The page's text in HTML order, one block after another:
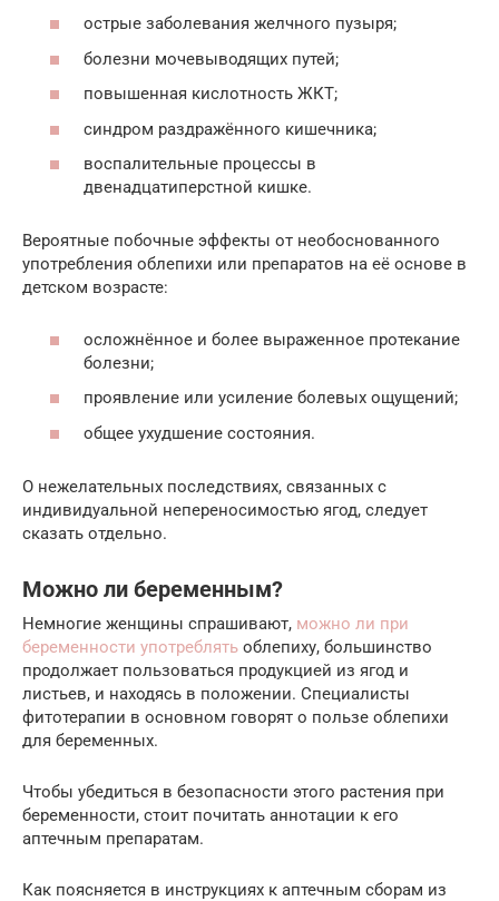
острые заболевания желчного пузыря;
болезни мочевыводящих путей;
повышенная кислотность ЖКТ;
синдром раздражённого кишечника;
воспалительные процессы в
двенадцатиперстной кишке.
Вероятные побочные эффекты от необоснованного
употребления облепихи или препаратов на её основе в
детском возрасте:
осложнённое и более выраженное протекание
болезни;
проявление или усиление болевых ощущений;
общее ухудшение состояния.
О нежелательных последствиях, связанных с
индивидуальной непереносимостью ягод, следует
сказать отдельно.
Можно ли беременным?
Немногие женщины спрашивают, можно ли при
беременности употреблять облепиху, большинство
продолжает пользоваться продукцией из ягод и
листьев, и находясь в положении. Специалисты
фитотерапии в основном говорят о пользе облепихи
для беременных.
Чтобы убедиться в безопасности этого растения при
беременности, стоит почитать аннотации к его
аптечным препаратам.
Как поясняется в инструкциях к аптечным сборам из